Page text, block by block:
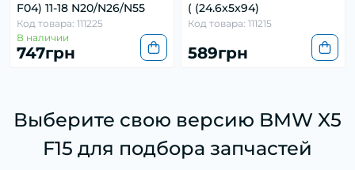
F04) 11-18 N20/N26/N55
Код товара: 111225
В наличии
747грн
( (24.6x5x94)
Код товара: 111215
589грн
Выберите свою версию BMW X5
F15 для подбора запчастей